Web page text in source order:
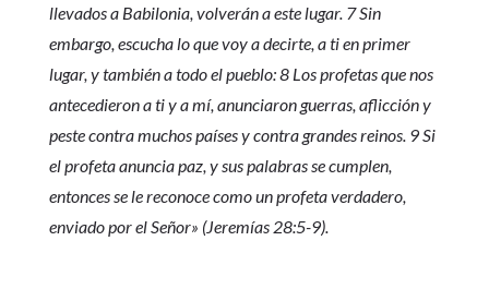
llevados a Babilonia, volverán a este lugar. 7 Sin
embargo, escucha lo que voy a decirte, a ti en primer
lugar, y también a todo el pueblo: 8 Los profetas que nos
antecedieron a ti y a mí, anunciaron guerras, aflicción y
peste contra muchos países y contra grandes reinos. 9 Si
el profeta anuncia paz, y sus palabras se cumplen,
entonces se le reconoce como un profeta verdadero,
enviado por el Señor» (Jeremías 28:5-9).